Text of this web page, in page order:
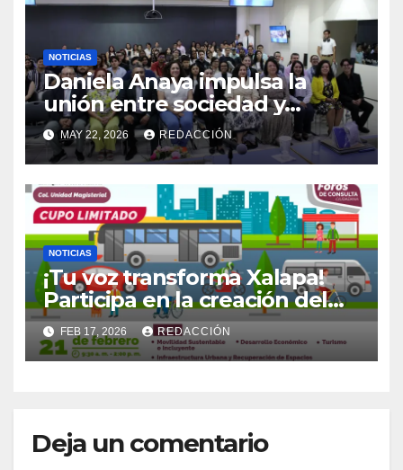
NOTICIAS
Daniela Anaya impulsa la
unión entre sociedad y
gobierno en la Cumbre 2026
MAY 22, 2026 REDACCIÓN
NOTICIAS
¡Tu voz transforma Xalapa!
Participa en la creación del
Plan Municipal de Desarrollo
2026-2029.
FEB 17, 2026 REDACCIÓN
Deja un comentario